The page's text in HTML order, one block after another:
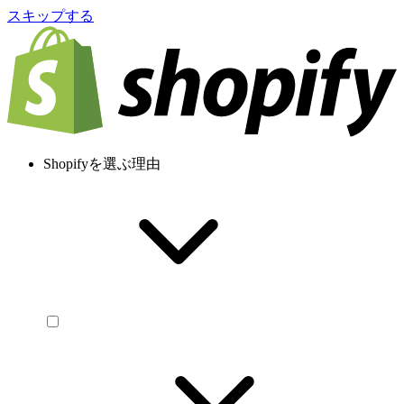
スキップする
Shopifyを選ぶ理由